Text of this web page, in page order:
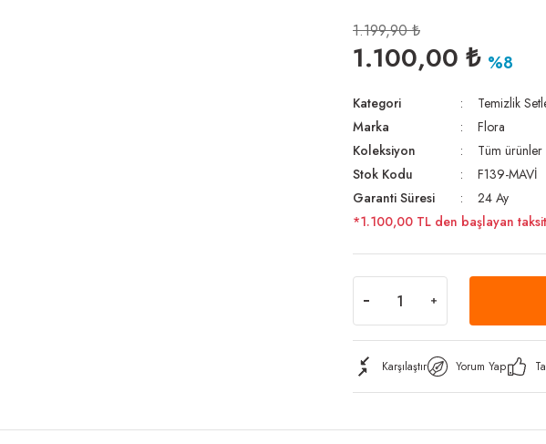
1.199,90 ₺
1.100,00 ₺ %8
Kategori Temizlik
Marka
Flora
Koleksiyon
Tüm ürünler
Stok Kodu
F139-MAVİ
Garanti Süresi
24 Ay
*1.100,00 TL den başlayan
Karşılaştır Yorum Yap